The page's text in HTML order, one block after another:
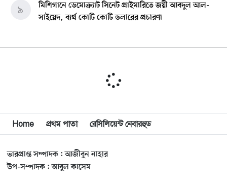
মিশিগানে ডেমোক্র্যাট সিনেট প্রাইমারিতে জয়ী আবদুল আল-
সাইয়েদ, ব্যর্থ কোটি কোটি ডলারের প্রচারণা
৯
মিশিগানে দক্ষিণ সুরমা ওয়েলফেয়ার অ্যাসোসিয়েশনের
১০
বিশ্বজুড়ে কূটনৈতিক পুনর্বিন্যাস, ৫ অঞ্চলে মিশন বন্ধ করছে
মিশিগানে ফ্রেন্ডস এন্ড ফ্যামিলির বনভোজনে প্রাণের উচ্ছ্বাস
১২
মিশিগানে ডেমোক্র্যাটদের প্রাইমারিতে আল-সাইয়েদকে হারাতে
১৩
Home প্রথম পাতা রেসিলিয়েন্ট নেবারহুড
ভারপ্রাপ্ত সম্পাদক : আজীবুন নাহার
উপ-সম্পাদক : আবুল কাসেম